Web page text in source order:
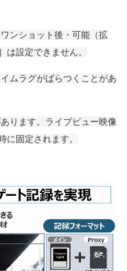
ンショット後・可能（拡
は設定できません。
ムラグがばらつくことがあ
ります。ライブビュー映像
固定されます。